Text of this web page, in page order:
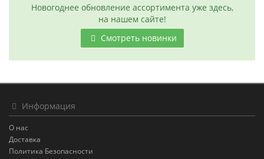
Новогоднее обновление ассортимента уже здесь,
на нашем сайте!
Смотреть новинки
Информация
О нас
Доставка
Политика Безопасности